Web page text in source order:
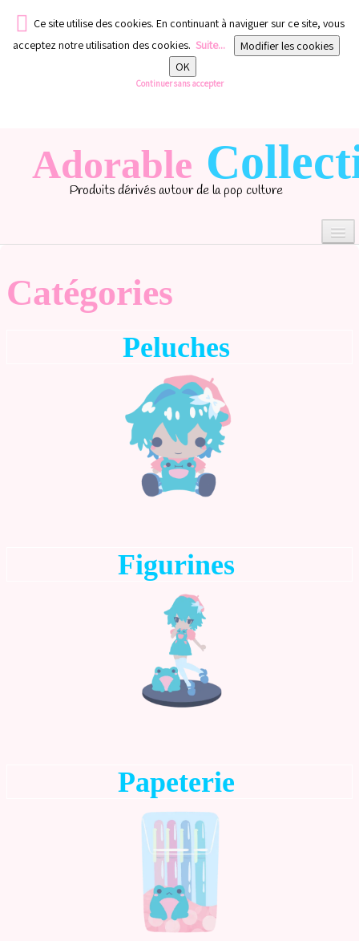
Ce site utilise des cookies. En continuant à naviguer sur ce site, vous
acceptez notre utilisation des cookies. Suite...
Modifier les cookies
OK
Continuer sans accepter
Adorable
Produits dérivés autour de la pop culture
0
Catégories
Peluches
Figurines
Papeterie